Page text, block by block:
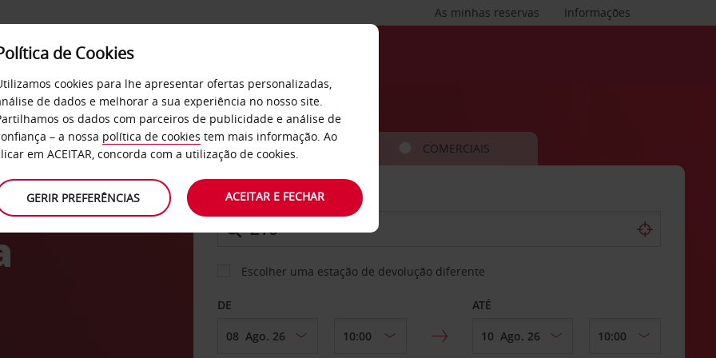
Informações
As minhas reservas
SERVIÇOS EMPRESAS
CARRO COMERCIAIS
LEVANTAR EM
Escolher uma estação de devolução diferente
DE ATÉ
de Cookies
cookies para lhe apresentar ofertas personalizadas,
de dados e melhorar a sua experiência no nosso site.
os dados com parceiros de publicidade e análise de
– a nossa política de cookies tem mais informação. Ao
em ACEITAR, concorda com a utilização de cookies.
GERIR PREFERÊNCIAS ACEITAR E FECHAR